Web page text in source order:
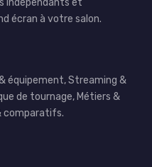
écran à votre salon.
équipement, Streaming &
de tournage, Métiers &
comparatifs.